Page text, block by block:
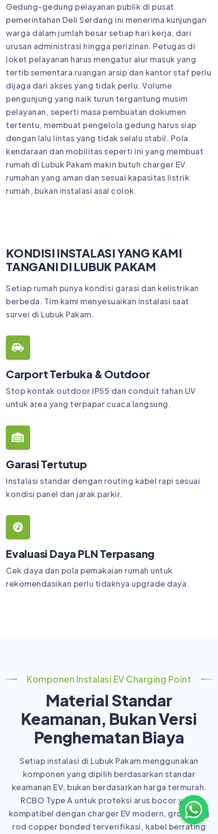
Gedung-gedung pelayanan publik di pusat
pemerintahan Deli Serdang ini menerima kunjungan
warga dalam jumlah besar setiap hari kerja, dari
urusan administrasi hingga perizinan. Petugas di
loket pelayanan harus mengatur alur masuk yang
tertib sementara ruangan arsip dan kantor staf perlu
dijaga dari akses yang tidak perlu. Volume
pengunjung yang naik turun tergantung musim
pelayanan, seperti masa pembuatan dokumen
tertentu, membuat pengelola gedung harus siap
dengan lalu lintas yang tidak selalu stabil. Pola
kendaraan dan mobilitas seperti ini yang membuat
rumah di Lubuk Pakam makin butuh charger EV
rumahan yang aman dan sesuai kapasitas listrik
rumah, bukan instalasi asal colok.
KONDISI INSTALASI YANG KAMI
TANGANI DI LUBUK PAKAM
Setiap rumah punya kondisi garasi dan kelistrikan
berbeda. Tim kami menyesuaikan instalasi saat
survei di Lubuk Pakam.
Carport Terbuka & Outdoor
Stop kontak outdoor IP55 dan conduit tahan UV
untuk area yang terpapar cuaca langsung.
Garasi Tertutup
Instalasi standar dengan routing kabel rapi sesuai
kondisi panel dan jarak parkir.
Evaluasi Daya PLN Terpasang
Cek daya dan pola pemakaian rumah untuk
rekomendasikan perlu tidaknya upgrade daya.
Komponen Instalasi EV Charging Point
Material Standar
Keamanan, Bukan Versi
Penghematan Biaya
Setiap instalasi di Lubuk Pakam menggunakan
komponen yang dipilih berdasarkan standar
keamanan EV, bukan berdasarkan harga termurah.
RCBO Type A untuk proteksi arus bocor yang
kompatibel dengan charger EV modern, grounding
rod copper bonded terverifikasi, kabel berrating